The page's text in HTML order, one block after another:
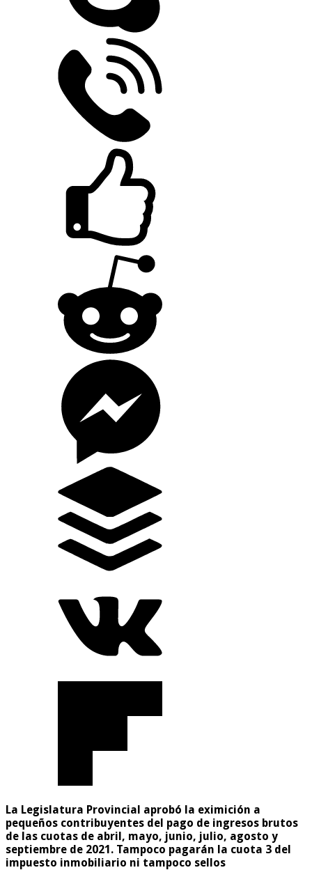
La Legislatura Provincial aprobó la eximición a
pequeños contribuyentes del pago de ingresos brutos
de las cuotas de abril, mayo, junio, julio, agosto y
septiembre de 2021. Tampoco pagarán la cuota 3 del
impuesto inmobiliario ni tampoco sellos